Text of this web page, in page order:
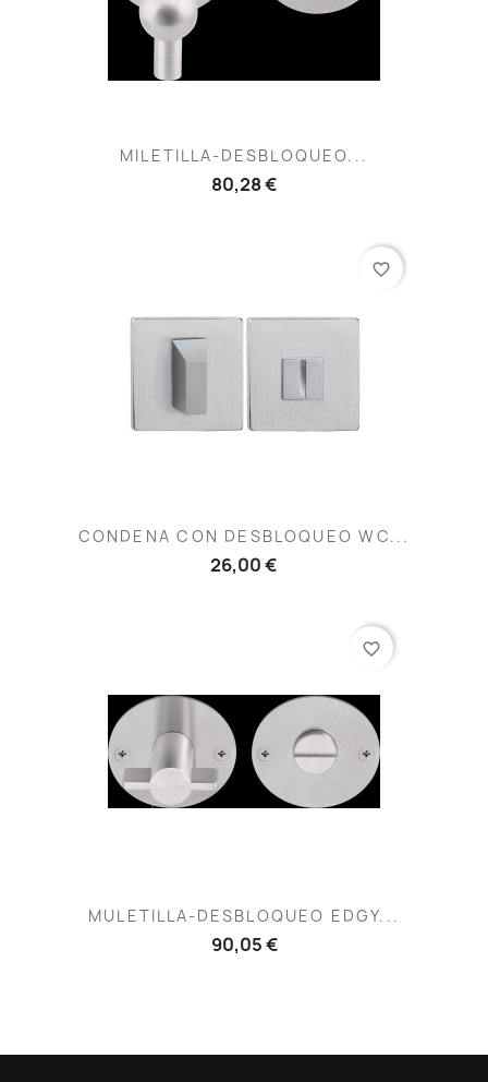
MILETILLA-DESBLOQUEO...
80,28 €
CONDENA CON DESBLOQUEO WC...
26,00 €
favorite_border
MULETILLA-DESBLOQUEO EDGY...
90,05 €
favorite_border